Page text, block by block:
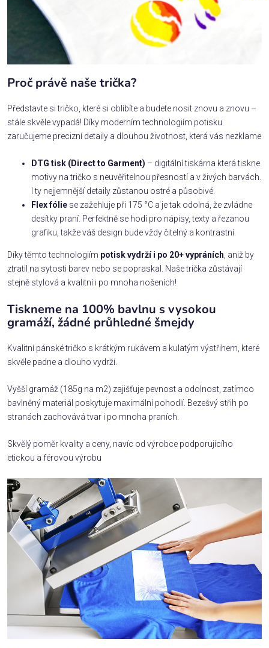
Proč právě naše trička?
Představte si tričko, které si oblíbíte a budete nosit znovu a znovu –
stále skvěle vypadá! Díky moderním technologiím potisku
zaručujeme precizní detaily a dlouhou životnost, která vás nezklame
DTG tisk (Direct to Garment) – digitální tiskárna která tiskne
motivy na tričko s neuvěřitelnou přesností a v živých barvách.
I ty nejjemnější detaily zůstanou ostré a působivé.
Flex fólie se zažehluje při 175 °C a je tak odolná, že zvládne
desítky praní. Perfektně se hodí pro nápisy, texty a řezanou
grafiku, takže váš design bude vždy čitelný a kontrastní.
Díky těmto technologiím potisk vydrží i po 20+ vypráních , aniž by
ztratil na sytosti barev nebo se popraskal. Naše trička zůstávají
stejně stylová a kvalitní i po mnoha nošeních!
Tiskneme na 100% bavlnu s vysokou
gramáží, žádné průhledné šmejdy
Kvalitní pánské tričko s krátkým rukávem a kulatým výstřihem, které
skvěle padne a dlouho vydrží.
Vyšší gramáž (185g na m2) zajišťuje pevnost a odolnost, zatímco
bavlněný materiál poskytuje maximální pohodlí. Bezešvý střih po
stranách zachovává tvar i po mnoha praních.
Skvělý poměr kvality a ceny, navíc od výrobce podporujícího
etickou a férovou výrobu